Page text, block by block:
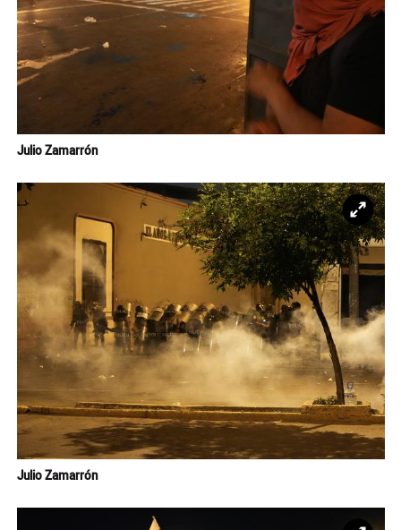
Julio Zamarrón
Julio Zamarrón